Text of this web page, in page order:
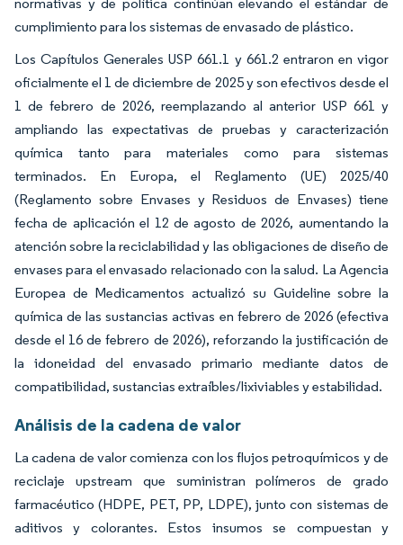
cumplimiento para los sistemas de envasado de plástico.
Los Capítulos Generales USP 661.1 y 661.2 entraron en vigor
oficialmente el 1 de diciembre de 2025 y son efectivos desde el
1 de febrero de 2026, reemplazando al anterior USP 661 y
ampliando las expectativas de pruebas y caracterización
química tanto para materiales como para sistemas
terminados. En Europa, el Reglamento (UE) 2025/40
(Reglamento sobre Envases y Residuos de Envases) tiene
fecha de aplicación el 12 de agosto de 2026, aumentando la
atención sobre la reciclabilidad y las obligaciones de diseño de
envases para el envasado relacionado con la salud. La Agencia
Europea de Medicamentos actualizó su Guideline sobre la
química de las sustancias activas en febrero de 2026 (efectiva
desde el 16 de febrero de 2026), reforzando la justificación de
la idoneidad del envasado primario mediante datos de
compatibilidad, sustancias extraíbles/lixiviables y estabilidad.
Análisis de la cadena de valor
La cadena de valor comienza con los flujos petroquímicos y de
reciclaje upstream que suministran polímeros de grado
farmacéutico (HDPE, PET, PP, LDPE), junto con sistemas de
aditivos y colorantes. Estos insumos se compuestan y